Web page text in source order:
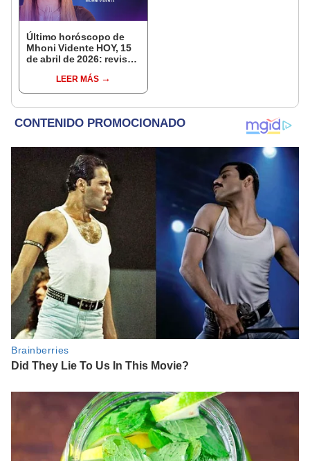
Último horóscopo de
Mhoni Vidente HOY, 15
de abril de 2026: revisa
signo y entérate si te
espera un día
LEER MÁS